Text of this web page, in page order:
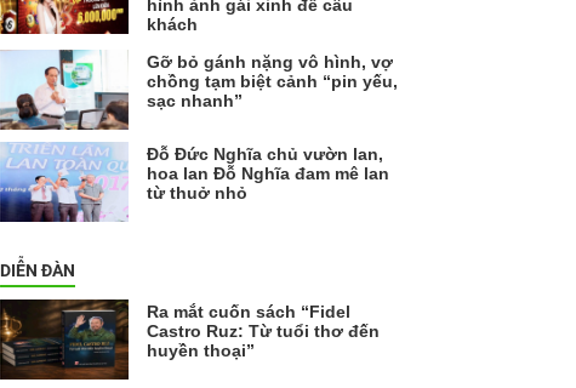
hình ảnh gái xinh để câu
khách
Gỡ bỏ gánh nặng vô hình, vợ
chồng tạm biệt cảnh “pin yếu,
sạc nhanh”
Đỗ Đức Nghĩa chủ vườn lan,
hoa lan Đỗ Nghĩa đam mê lan
từ thuở nhỏ
DIỄN ĐÀN
Ra mắt cuốn sách “Fidel
Castro Ruz: Từ tuổi thơ đến
huyền thoại”